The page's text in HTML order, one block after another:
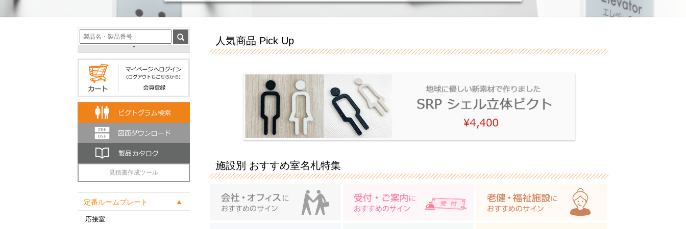
見積書作成ツール
定番ルームプレート
応接室
人気商品 Pick Up
施設別 おすすめ室名札特集